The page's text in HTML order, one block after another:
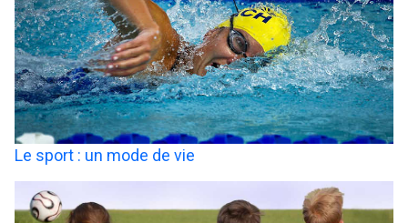
Le sport : un mode de vie